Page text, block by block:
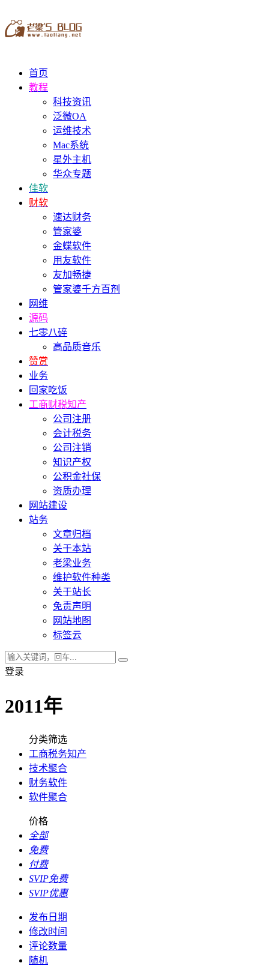
首页
教程
科技资讯
泛微OA
运维技术
Mac系统
星外主机
华众专题
佳软
财软
速达财务
管家婆
金蝶软件
用友软件
友加畅捷
管家婆千方百剂
网维
源码
七零八碎
高品质音乐
赞赏
业务
回家吃饭
工商财税知产
公司注册
会计税务
公司注销
知识产权
公积金社保
资质办理
网站建设
站务
文章归档
关于本站
老梁业务
维护软件种类
关于站长
免责声明
网站地图
标签云
登录
2011年
分类筛选
工商税务知产
技术聚合
财务软件
软件聚合
价格
全部
免费
付费
SVIP免费
SVIP优惠
发布日期
修改时间
评论数量
随机